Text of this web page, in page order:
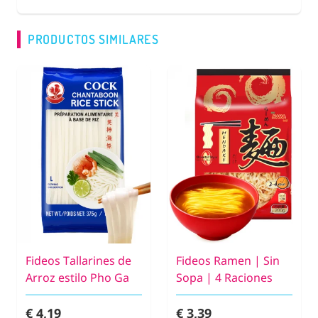
PRODUCTOS SIMILARES
Fideos Tallarines de
Arroz estilo Pho Ga
€ 4,19
Fideos Ramen | Sin
Sopa | 4 Raciones
€ 3,39